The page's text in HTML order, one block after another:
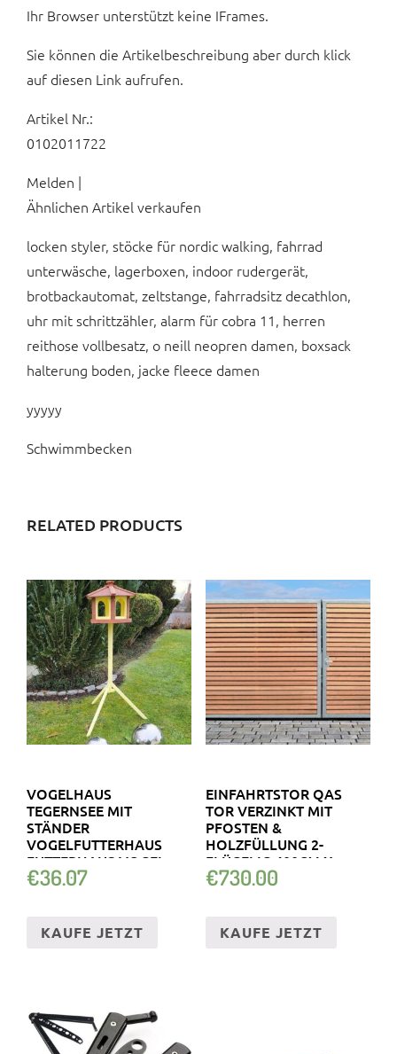
Ihr Browser unterstützt keine IFrames.
Sie können die Artikelbeschreibung aber durch klick
auf diesen Link aufrufen.
Artikel Nr.:
0102011722
Melden |
Ähnlichen Artikel verkaufen
locken styler, stöcke für nordic walking, fahrrad
unterwäsche, lagerboxen, indoor rudergerät,
brotbackautomat, zeltstange, fahrradsitz decathlon,
uhr mit schrittzähler, alarm für cobra 11, herren
reithose vollbesatz, o neill neopren damen, boxsack
halterung boden, jacke fleece damen
yyyyy
Schwimmbecken
RELATED PRODUCTS
VOGELHAUS
TEGERNSEE MIT
STÄNDER
VOGELFUTTERHAUS
FUTTERHAUS VOGEL
HAUS HOLZ
€36.07
KAUFE JETZT
EINFAHRTSTOR QAS
TOR VERZINKT MIT
PFOSTEN &
HOLZFÜLLUNG 2-
FLÜGELIG 400CM X
160CM
€730.00
KAUFE JETZT